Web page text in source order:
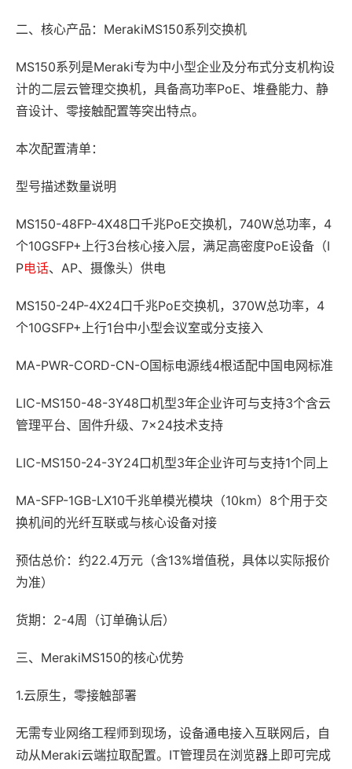
二、核心产品：MerakiMS150系列交换机
MS150系列是Meraki专为中小型企业及分布式分支机构设
计的二层云管理交换机，具备高功率PoE、堆叠能力、静
音设计、零接触配置等突出特点。
本次配置清单：
型号描述数量说明
MS150-48FP-4X48口千兆PoE交换机，740W总功率，4
个10GSFP+上行3台核心接入层，满足高密度PoE设备（I
P电话、AP、摄像头）供电
MS150-24P-4X24口千兆PoE交换机，370W总功率，4
个10GSFP+上行1台中小型会议室或分支接入
MA-PWR-CORD-CN-O国标电源线4根适配中国电网标准
LIC-MS150-48-3Y48口机型3年企业许可与支持3个含云
管理平台、固件升级、7×24技术支持
LIC-MS150-24-3Y24口机型3年企业许可与支持1个同上
MA-SFP-1GB-LX10千兆单模光模块（10km）8个用于交
换机间的光纤互联或与核心设备对接
预估总价：约22.4万元（含13%增值税，具体以实际报价
为准）
货期：2-4周（订单确认后）
三、MerakiMS150的核心优势
1.云原生，零接触部署
无需专业网络工程师到现场，设备通电接入互联网后，自
动从Meraki云端拉取配置。IT管理员在浏览器上即可完成